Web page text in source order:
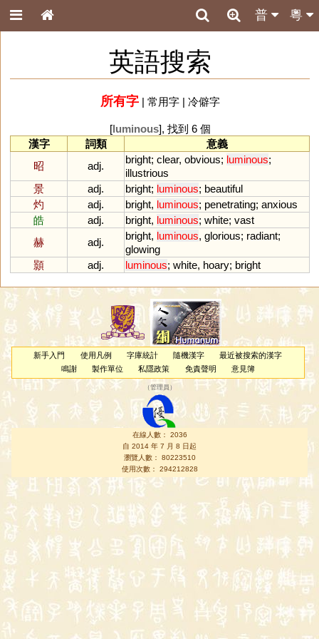
粵
普
英語搜索
所有字| 常用字| 冷僻字
[luminous], 找到 6 個
漢字
詞類
意義
昭
adj.
bright; clear, obvious; luminous;
illustrious
景
adj. bright; luminous; beautiful
灼
adj. bright, luminous; penetrating; anxious
皓
adj. bright, luminous; white; vast
赫
adj.
bright, luminous, glorious; radiant;
glowing
顥
adj. luminous; white, hoary; bright
新手入門 使用凡例 字庫統計 隨機漢字
最近被搜索的漢字
鳴謝
製作單位 私隱政策 免責聲明 意見簿
（管理員 ）
在線人數： 2036
自 2014 年 7 月 8 日起
瀏覽人數： 80223510
使用次數： 294212828